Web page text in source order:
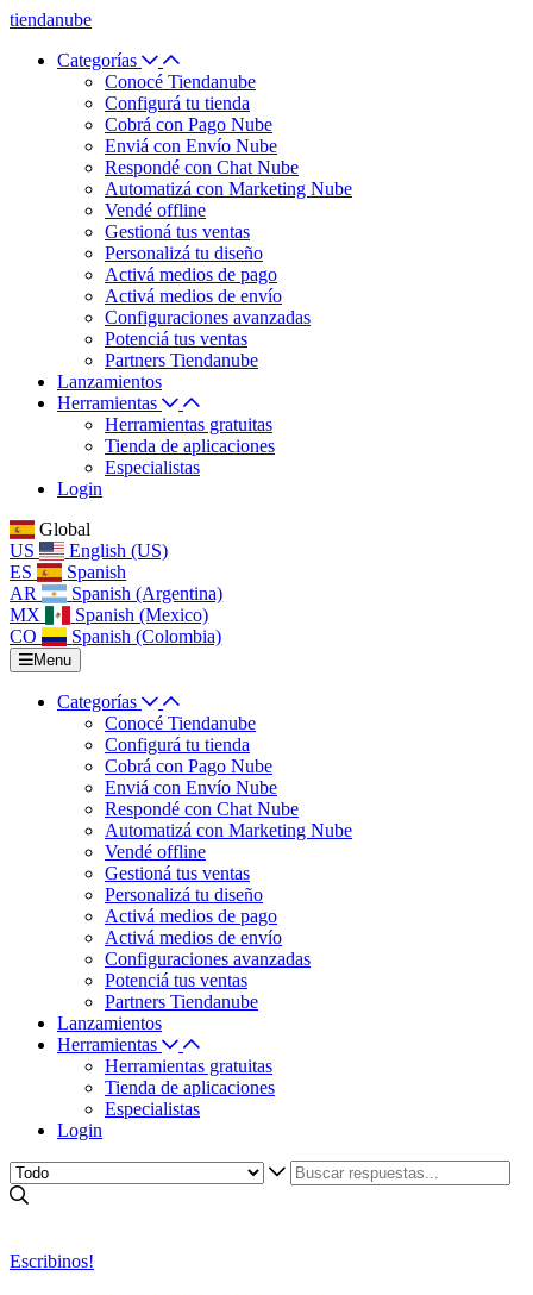
tiendanube
Categorías
Conocé Tiendanube
Configurá tu tienda
Cobrá con Pago Nube
Enviá con Envío Nube
Respondé con Chat Nube
Automatizá con Marketing Nube
Vendé offline
Gestioná tus ventas
Personalizá tu diseño
Activá medios de pago
Activá medios de envío
Configuraciones avanzadas
Potenciá tus ventas
Partners Tiendanube
Lanzamientos
Herramientas
Herramientas gratuitas
Tienda de aplicaciones
Especialistas
Login
Global
US
English (US)
ES
Spanish
AR
Spanish (Argentina)
MX
Spanish (Mexico)
CO
Spanish (Colombia)
Menu
Categorías
Conocé Tiendanube
Configurá tu tienda
Cobrá con Pago Nube
Enviá con Envío Nube
Respondé con Chat Nube
Automatizá con Marketing Nube
Vendé offline
Gestioná tus ventas
Personalizá tu diseño
Activá medios de pago
Activá medios de envío
Configuraciones avanzadas
Potenciá tus ventas
Partners Tiendanube
Lanzamientos
Herramientas
Herramientas gratuitas
Tienda de aplicaciones
Especialistas
Login
Escribinos!